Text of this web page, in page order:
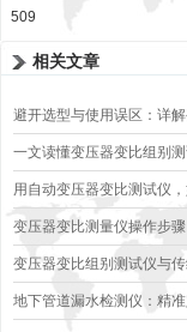
509
相关文章
避开选型与使用误区：详
别测试仪的日常校准方法
异常排查方案
一文读懂变压器变比组别
型、接线规范、报告生成
作指南
用自动变压器变比测试仪
变压器是否合格？
变压器变比测量仪操作步
数设定变比测试数据保存
变压器变比组别测试仪与
比：精度、速度与安全性
地下管道漏水检测仪：精